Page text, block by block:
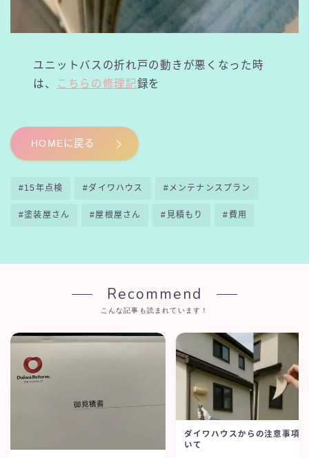
ユニットバスの折れ戸の動きが悪くなった時
は、
こちらの修理記録を
HOMEに戻る
#15年点検 #ダイワハウス #メンテナンスプラン
#塗装屋さん #屋根屋さん #見積もり #費用
Recommend
こんな記事も読まれています！
ダイワハウスからの注意事項
いて